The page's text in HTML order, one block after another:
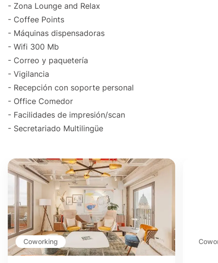
- Zona Lounge and Relax
- Coffee Points
- Máquinas dispensadoras
- Wifi 300 Mb
- Correo y paquetería
- Vigilancia
- Recepción con soporte personal
- Office Comedor
- Facilidades de impresión/scan
- Secretariado Multilingüe
Coworking